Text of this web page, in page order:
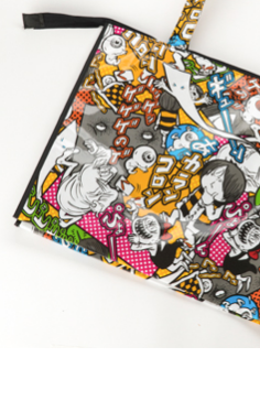
出雲國 仁多米
ピンク華麗
贅沢 二十世紀梨ジュース
その他海産物
その他